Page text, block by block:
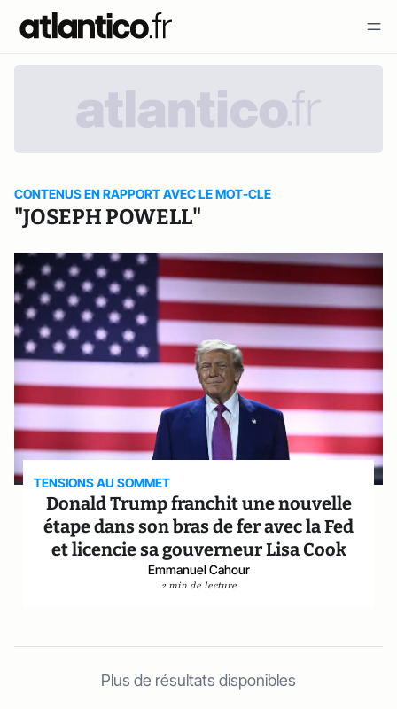
CONTENUS EN RAPPORT AVEC LE MOT-CLE
"JOSEPH POWELL"
TENSIONS AU SOMMET
Donald Trump franchit une nouvelle
étape dans son bras de fer avec la Fed
et licencie sa gouverneur Lisa Cook
Emmanuel Cahour
2 min de lecture
Plus de résultats disponibles